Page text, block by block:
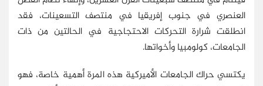
العنصري في جنوب إفريقيا في منتصف التسعينات، فقد
انطلقت شرارة التحركات الاحتجاجية في الحالتين من ذات
الجامعات، كولومبيا وأخواتها.
يكتسي حراك الجامعات الأميركية هذه المرة أهمية خاصة، فهو